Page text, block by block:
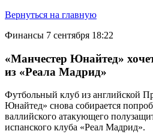
Вернуться на главную
Финансы 7 сентября 18:22
«Манчестер Юнайтед»
из «Реала Мадрид»
Футбольный клуб из английской
Юнайтед» снова собирается
валлийского атакующего
испанского клуба «Реал Мадрид».